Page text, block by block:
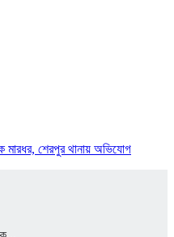
মারধর, শেরপুর থানায় অভিযোগ